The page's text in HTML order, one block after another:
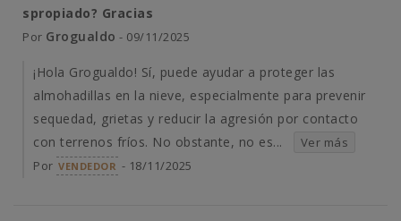
spropiado? Gracias
Por Grogualdo - 09/11/2025
¡Hola Grogualdo! Sí, puede ayudar a proteger las
almohadillas en la nieve, especialmente para prevenir
sequedad, grietas y reducir la agresión por contacto
con terrenos fríos. No obstante, no es...
Ver más
Por VENDEDOR - 18/11/2025